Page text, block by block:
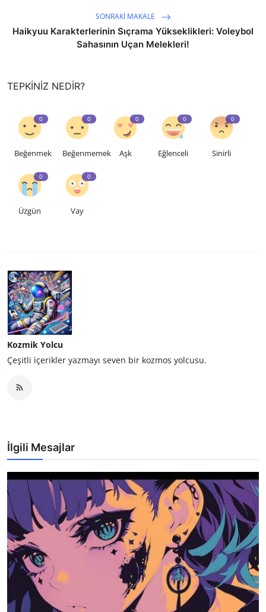
SONRAKI MAKALE
Haikyuu Karakterlerinin Sıçrama Yükseklikleri: Voleybol
Sahasının Uçan Melekleri!
TEPKINIZ NEDIR?
0
Beğenmek
0
Beğenmemek
0
Aşk
0
Eğlenceli
0
Sinirli
0
Üzgün
0
Vay
Kozmik Yolcu
Çeşitli içerikler yazmayı seven bir kozmos yolcusu.
İlgili Mesajlar